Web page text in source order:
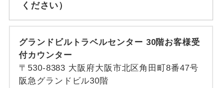
ください）
グランドビルトラベルセンター 30階お客様受
付カウンター
〒530-8383 大阪府大阪市北区角田町8番47号
阪急グランドビル30階